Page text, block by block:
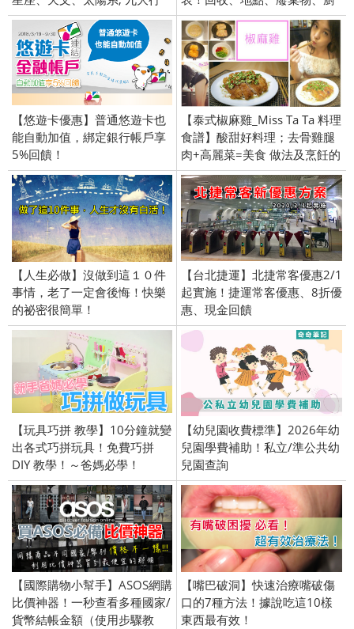
星。
餘、時程
【悠遊卡優惠】普通悠遊卡也
能自動加值，綁定銀行帳戶享
5%回饋！
【泰式椒麻雞_Miss Ta Ta 料理
食譜】酸甜好料理；去骨雞腿
肉+高麗菜=美食 做法及烹飪的
手法！
【人生必做】沒做到這１０件
事情，老了一定會後悔！快樂
的祕密很簡單！
【台北捷運】北捷常客優惠2/1
起實施！捷運常客優惠、8折優
惠、現金回饋
【玩具巧拼 教學】10分鐘就變
出各式巧拼玩具！免費巧拼
DIY 教學！～爸媽必學！
【幼兒園收費標準】2026年幼
兒園學費補助！私立/準公共幼
兒園查詢
【國際購物小幫手】ASOS網購
比價神器！一秒查看多種國家/
貨幣結帳金額（使用步驟教
【嘴巴破洞】快速治療嘴破傷
口的7種方法！據說吃這10樣
東西最有效！